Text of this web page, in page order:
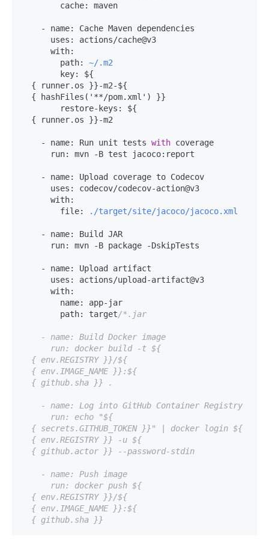
cache:
maven
- name:
Cache Maven dependencies
uses:
actions/cache@v3
with:
path:
~/.m2
key:
${
  { hashFiles('
**/pom.xml') }}
restore-keys:
${
- name: Run unit tests with coverage
run:
mvn -B test jacoco:report
- name:
Upload coverage to Codecov
uses:
codecov/codecov-action@v3
with:
file:
./target/site/jacoco/jacoco.xml
- name:
Build JAR
run:
mvn -B package -DskipTests
- name:
Upload artifact
uses:
actions/upload-artifact@v3
with:
name:
app-jar
path:
target/*.jar